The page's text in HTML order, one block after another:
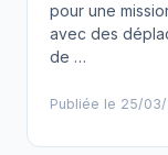
pour une
avec des
de …
Publiée le 25/